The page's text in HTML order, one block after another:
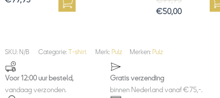
€50,00
SKU: N/B Categorie: T-shirt Merk: Pulz Merken: Pulz
Voor 12:00 uur besteld,
vandaag verzonden.
Gratis verzending
binnen Nederland vanaf €75,-.